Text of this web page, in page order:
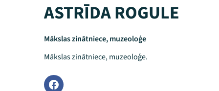
ASTRĪDA ROGULE
Mākslas zinātniece, muzeoloģe
Mākslas zinātniece, muzeoloģe.